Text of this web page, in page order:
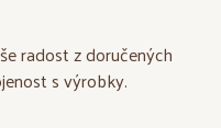
radost z doručených
s výrobky.